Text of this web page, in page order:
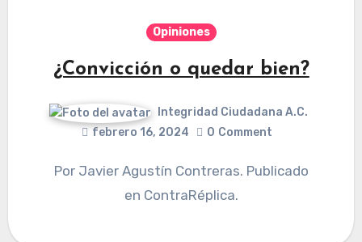
Opiniones
¿Convicción o quedar bien?
Integridad Ciudadana A.C.
febrero 16, 2024
0 Comment
Por Javier Agustín Contreras. Publicado
en ContraRéplica.